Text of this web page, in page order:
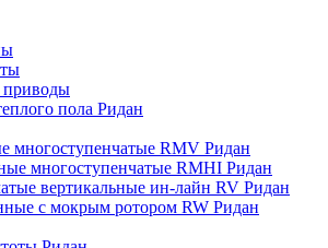
приводы
пола Ридан
многоступенчатые RMV Ридан
многоступенчатые RMHI Ридан
вертикальные ин-лайн RV Ридан
с мокрым ротором RW Ридан